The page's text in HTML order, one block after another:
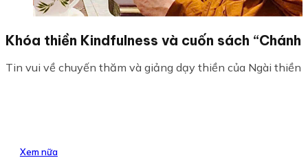
Khóa thiền Kindfulness và cuốn sách
Tin vui về chuyến thăm và giảng dạy thiền của Ngài thiền
Xem nữa